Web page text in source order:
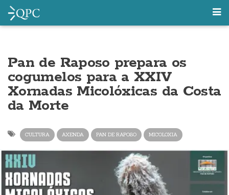
Pan de Raposo prepara os
cogumelos para a XXIV
Xornadas Micolóxicas da Costa
da Morte
CULTURA AXENDA PAN DE RAPOSO MICOLOXIA